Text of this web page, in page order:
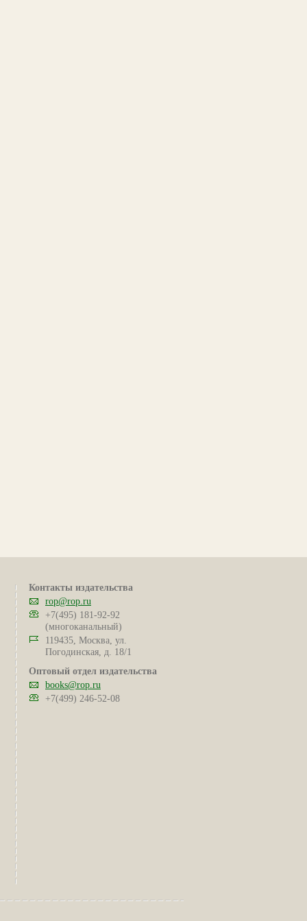
Контакты издательства
rop@rop.ru
+7(495) 181-92-92
(многоканальный)
119435, Москва, ул.
Погодинская, д. 18/1
Оптовый отдел издательства
books@rop.ru
+7(499) 246-52-08